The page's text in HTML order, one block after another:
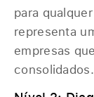
para
representa
empresas
consolidados.